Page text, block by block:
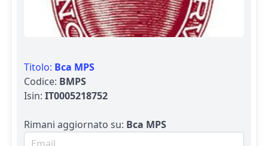
Titolo: Bca MPS
Codice: BMPS
Isin: IT0005218752
Rimani aggiornato su: Bca MPS
Email per newsletter